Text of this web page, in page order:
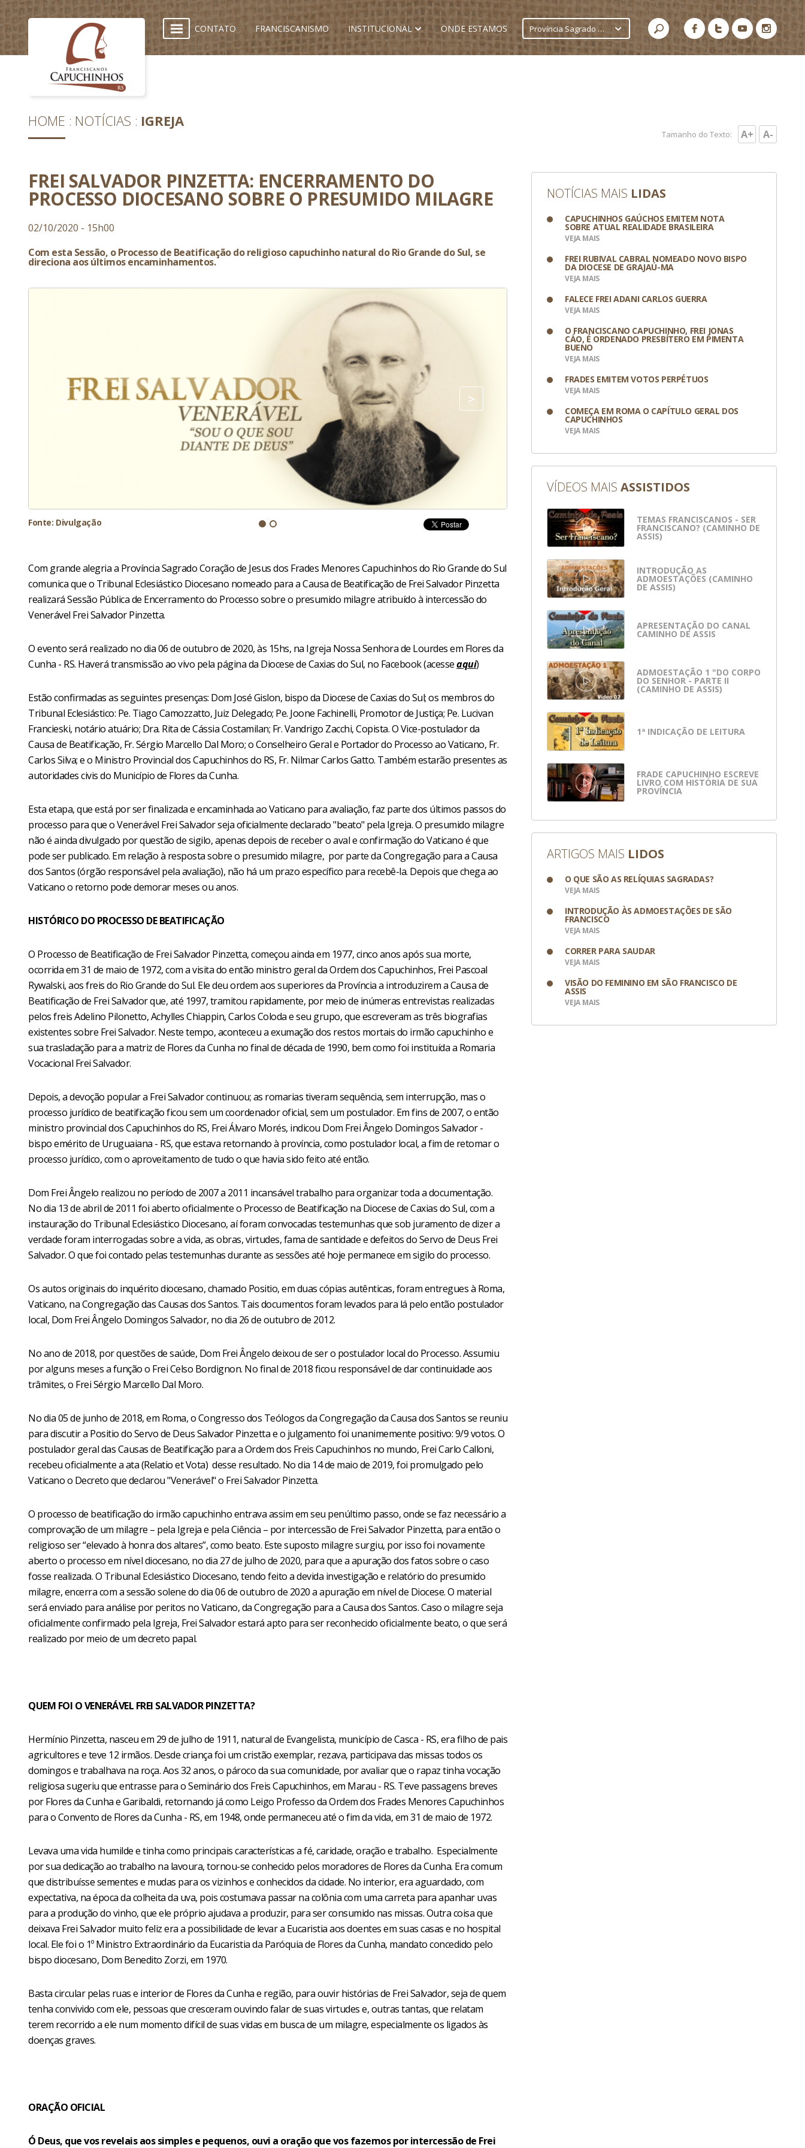
CONTATO FRANCISCANISMO INSTITUCIONAL ONDE ESTAMOS Província Sagrado Coração de Jesus
HOME NOTÍCIAS IGREJA
Tamanho do Texto: A+ A-
FREI SALVADOR PINZETTA: ENCERRAMENTO DO
PROCESSO DIOCESANO SOBRE O PRESUMIDO MILAGRE
02/10/2020 - 15h00
Com esta Sessão, o Processo de Beatificação do religioso capuchinho natural do Rio Grande do Sul, se
direciona aos últimos encaminhamentos.
Fonte: Divulgação Fonte: Divulgação
Com grande alegria a Província Sagrado Coração de Jesus dos Frades Menores Capuchinhos do Rio Grande do Sul
comunica que o Tribunal Eclesiástico Diocesano nomeado para a Causa de Beatificação de Frei Salvador Pinzetta
realizará Sessão Pública de Encerramento do Processo sobre o presumido milagre atribuído à intercessão do
Venerável Frei Salvador Pinzetta.
O evento será realizado no dia 06 de outubro de 2020, às 15hs, na Igreja Nossa Senhora de Lourdes em Flores da
Cunha - RS. Haverá transmissão ao vivo pela página da Diocese de Caxias do Sul, no Facebook (acesseaqui)
Estão confirmadas as seguintes presenças: Dom José Gislon, bispo da Diocese de Caxias do Sul; os membros do
Tribunal Eclesiástico: Pe. Tiago Camozzatto, Juiz Delegado; Pe. Joone Fachinelli, Promotor de Justiça; Pe. Lucivan
Francieski, notário atuário; Dra. Rita de Cássia Costamilan; Fr. Vandrigo Zacchi, Copista. O Vice-postulador da
Causa de Beatificação, Fr. Sérgio Marcello Dal Moro; o Conselheiro Geral e Portador do Processo ao Vaticano, Fr.
Carlos Silva; e o Ministro Provincial dos Capuchinhos do RS, Fr. Nilmar Carlos Gatto. Também estarão presentes as
autoridades civis do Município de Flores da Cunha.
Esta etapa, que está por ser finalizada e encaminhada ao Vaticano para avaliação, faz parte dos últimos passos do
processo para que o Venerável Frei Salvador seja oficialmente declarado "beato" pela Igreja. O presumido milagre
não é ainda divulgado por questão de sigilo, apenas depois de receber o aval e confirmação do Vaticano é que
pode ser publicado. Em relação à resposta sobre o presumido milagre, por parte da Congregação para a Causa
dos Santos (órgão responsável pela avaliação), não há um prazo específico para recebê-la. Depois que chega ao
Vaticano o retorno pode demorar meses ou anos.
HISTÓRICO DO PROCESSO DE BEATIFICAÇÃO
O Processo de Beatificação de Frei Salvador Pinzetta, começou ainda em 1977, cinco anos após sua morte,
ocorrida em 31 de maio de 1972, com a visita do então ministro geral da Ordem dos Capuchinhos, Frei Pascoal
Rywalski, aos freis do Rio Grande do Sul. Ele deu ordem aos superiores da Província a introduzirem a Causa de
Beatificação de Frei Salvador que, até 1997, tramitou rapidamente, por meio de inúmeras entrevistas realizadas
pelos freis Adelino Pilonetto, Achylles Chiappin, Carlos Coloda e seu grupo, que escreveram as três biografias
existentes sobre Frei Salvador. Neste tempo, aconteceu a exumação dos restos mortais do irmão capuchinho e
sua trasladação para a matriz de Flores da Cunha no final de década de 1990, bem como foi instituída a Romaria
Vocacional Frei Salvador.
Depois, a devoção popular a Frei Salvador continuou; as romarias tiveram sequência, sem interrupção, mas o
processo jurídico de beatificação ficou sem um coordenador oficial, sem um postulador. Em fins de 2007, o então
ministro provincial dos Capuchinhos do RS, Frei Álvaro Morés, indicou Dom Frei Ângelo Domingos Salvador -
bispo emérito de Uruguaiana - RS, que estava retornando à província, como postulador local, a fim de retomar o
processo jurídico, com o aproveitamento de tudo o que havia sido feito até então.
Dom Frei Ângelo realizou no período de 2007 a 2011 incansável trabalho para organizar toda a documentação.
No dia 13 de abril de 2011 foi aberto oficialmente o Processo de Beatificação na Diocese de Caxias do Sul, com a
instauração do Tribunal Eclesiástico Diocesano, aí foram convocadas testemunhas que sob juramento de dizer a
verdade foram interrogadas sobre a vida, as obras, virtudes, fama de santidade e defeitos do Servo de Deus Frei
Salvador. O que foi contado pelas testemunhas durante as sessões até hoje permanece em sigilo do processo.
Os autos originais do inquérito diocesano, chamado Positio, em duas cópias autênticas, foram entregues à Roma,
Vaticano, na Congregação das Causas dos Santos. Tais documentos foram levados para lá pelo então postulador
local, Dom Frei Ângelo Domingos Salvador, no dia 26 de outubro de 2012.
No ano de 2018, por questões de saúde, Dom Frei Ângelo deixou de ser o postulador local do Processo. Assumiu
por alguns meses a função o Frei Celso Bordignon. No final de 2018 ficou responsável de dar continuidade aos
trâmites, o Frei Sérgio Marcello Dal Moro.
No dia 05 de junho de 2018, em Roma, o Congresso dos Teólogos da Congregação da Causa dos Santos se reuniu
para discutir a Positio do Servo de Deus Salvador Pinzetta e o julgamento foi unanimemente positivo: 9/9 votos. O
postulador geral das Causas de Beatificação para a Ordem dos Freis Capuchinhos no mundo, Frei Carlo Calloni,
recebeu oficialmente a ata (Relatio et Vota) desse resultado. No dia 14 de maio de 2019, foi promulgado pelo
Vaticano o Decreto que declarou "Venerável" o Frei Salvador Pinzetta.
O processo de beatificação do irmão capuchinho entrava assim em seu penúltimo passo, onde se faz necessário a
comprovação de um milagre – pela Igreja e pela Ciência – por intercessão de Frei Salvador Pinzetta, para então o
religioso ser “elevado à honra dos altares”, como beato. Este suposto milagre surgiu, por isso foi novamente
aberto o processo em nível diocesano, no dia 27 de julho de 2020, para que a apuração dos fatos sobre o caso
fosse realizada. O Tribunal Eclesiástico Diocesano, tendo feito a devida investigação e relatório do presumido
milagre, encerra com a sessão solene do dia 06 de outubro de 2020 a apuração em nível de Diocese. O material
será enviado para análise por peritos no Vaticano, da Congregação para a Causa dos Santos. Caso o milagre seja
oficialmente confirmado pela Igreja, Frei Salvador estará apto para ser reconhecido oficialmente beato, o que será
realizado por meio de um decreto papal.
QUEM FOI O VENERÁVEL FREI SALVADOR PINZETTA?
Hermínio Pinzetta, nasceu em 29 de julho de 1911, natural de Evangelista, município de Casca - RS, era filho de pais
agricultores e teve 12 irmãos. Desde criança foi um cristão exemplar, rezava, participava das missas todos os
domingos e trabalhava na roça. Aos 32 anos, o pároco da sua comunidade, por avaliar que o rapaz tinha vocação
religiosa sugeriu que entrasse para o Seminário dos Freis Capuchinhos, em Marau - RS. Teve passagens breves
por Flores da Cunha e Garibaldi, retornando já como Leigo Professo da Ordem dos Frades Menores Capuchinhos
para o Convento de Flores da Cunha - RS, em 1948, onde permaneceu até o fim da vida, em 31 de maio de 1972.
Levava uma vida humilde e tinha como principais características a fé, caridade, oração e trabalho. Especialmente
por sua dedicação ao trabalho na lavoura, tornou-se conhecido pelos moradores de Flores da Cunha. Era comum
que distribuísse sementes e mudas para os vizinhos e conhecidos da cidade. No interior, era aguardado, com
expectativa, na época da colheita da uva, pois costumava passar na colônia com uma carreta para apanhar uvas
para a produção do vinho, que ele próprio ajudava a produzir, para ser consumido nas missas. Outra coisa que
deixava Frei Salvador muito feliz era a possibilidade de levar a Eucaristia aos doentes em suas casas e no hospital
local. Ele foi o 1º Ministro Extraordinário da Eucaristia da Paróquia de Flores da Cunha, mandato concedido pelo
bispo diocesano, Dom Benedito Zorzi, em 1970.
Basta circular pelas ruas e interior de Flores da Cunha e região, para ouvir histórias de Frei Salvador, seja de quem
tenha convivido com ele, pessoas que cresceram ouvindo falar de suas virtudes e, outras tantas, que relatam
terem recorrido a ele num momento difícil de suas vidas em busca de um milagre, especialmente os ligados às
doenças graves.
ORAÇÃO OFICIAL
Ó Deus, que vos revelais aos simples e pequenos, ouvi a oração que vos fazemos por intercessão de Frei
NOTÍCIAS MAIS LIDAS
CAPUCHINHOS GAÚCHOS EMITEM NOTA
SOBRE ATUAL REALIDADE BRASILEIRA
VEJA MAIS
FREI RUBIVAL CABRAL NOMEADO NOVO BISPO
DA DIOCESE DE GRAJAÚ-MA
VEJA MAIS
FALECE FREI ADANI CARLOS GUERRA
VEJA MAIS
O FRANCISCANO CAPUCHINHO, FREI JONAS
CÁO, É ORDENADO PRESBÍTERO EM PIMENTA
BUENO
VEJA MAIS
FRADES EMITEM VOTOS PERPÉTUOS
VEJA MAIS
COMEÇA EM ROMA O CAPÍTULO GERAL DOS
CAPUCHINHOS
VEJA MAIS
VÍDEOS MAIS ASSISTIDOS
TEMAS FRANCISCANOS - SER
FRANCISCANO? (CAMINHO DE
ASSIS)
INTRODUÇÃO AS
ADMOESTAÇÕES (CAMINHO
DE ASSIS)
APRESENTAÇÃO DO CANAL
CAMINHO DE ASSIS
ADMOESTAÇÃO 1 "DO CORPO
DO SENHOR - PARTE II
(CAMINHO DE ASSIS)
1ª INDICAÇÃO DE LEITURA
FRADE CAPUCHINHO ESCREVE
LIVRO COM HISTÓRIA DE SUA
PROVÍNCIA
ARTIGOS MAIS LIDOS
O QUE SÃO AS RELÍQUIAS SAGRADAS?
VEJA MAIS
INTRODUÇÃO ÀS ADMOESTAÇÕES DE SÃO
FRANCISCO
VEJA MAIS
CORRER PARA SAUDAR
VEJA MAIS
VISÃO DO FEMININO EM SÃO FRANCISCO DE
ASSIS
VEJA MAIS